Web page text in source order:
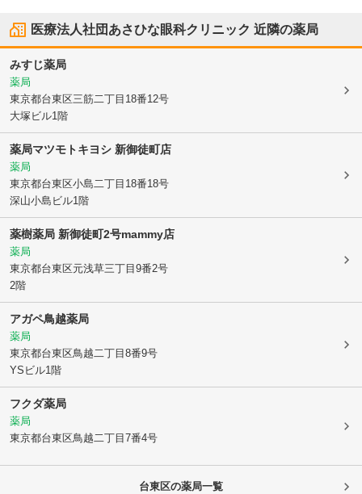
医療法人社団あさひな眼科クリニック 近隣の薬局
みすじ薬局
薬局
東京都台東区三筋二丁目18番12号
大塚ビル1階
薬局マツモトキヨシ 新御徒町店
薬局
東京都台東区小島二丁目18番18号
深山小島ビル1階
薬樹薬局 新御徒町2号mammy店
薬局
東京都台東区元浅草三丁目9番2号
2階
アガペ鳥越薬局
薬局
東京都台東区鳥越二丁目8番9号
YSビル1階
フクダ薬局
薬局
東京都台東区鳥越二丁目7番4号
台東区の薬局一覧